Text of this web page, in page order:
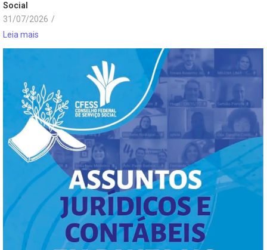
Social
31/07/2026 /
Leia mais